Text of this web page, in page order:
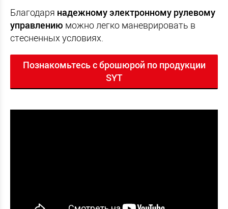
Благодаря надежному электронному рулевому
управлению можно легко маневрировать в
стесненных условиях.
Познакомьтесь с брошюрой по продукции
SYT